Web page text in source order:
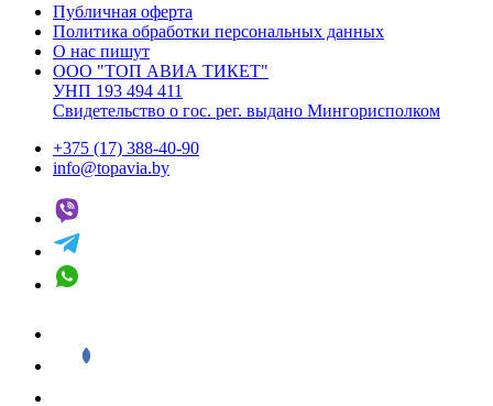
Публичная оферта
Политика обработки персональных данных
О нас пишут
ООО "ТОП АВИА ТИКЕТ"
УНП 193 494 411
Свидетельство о гос. рег. выдано Мингорисполком
+375 (17) 388-40-90
info@topavia.by